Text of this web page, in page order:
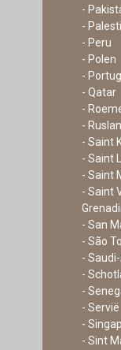
-
-
- Peru
- Polen
-
- Qatar
-
-
- Saint
- Saint
- Saint
- Saint
- San
- São
-
-
-
- Servië
-
- Sint